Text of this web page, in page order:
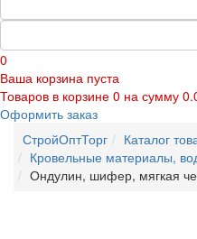
0
Ваша корзина пуста
Товаров в корзине 0 на сумму
Оформить заказ
СтройОптТорг
Каталог
Кровельные материалы,
Ондулин, шифер, мягкая